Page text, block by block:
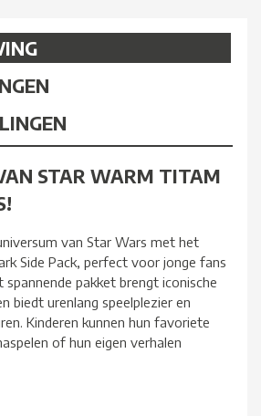
STAR WARM TITAM
van Star Wars met het
Side Pack, perfect voor jonge fans
spannende pakket brengt iconische
biedt urenlang speelplezier en
Kinderen kunnen hun favoriete
of hun eigen verhalen